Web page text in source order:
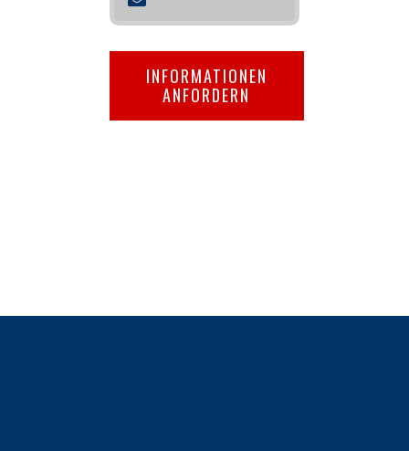
INFORMATIONEN
ANFORDERN